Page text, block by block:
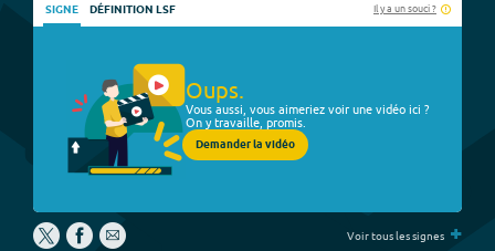
SIGNE DÉFINITION LSF Il y a un souci ?
Oups.
Vous aussi, vous aimeriez voir une vidéo ici ?
On y travaille, promis.
Demander la vidéo
Voir tous les signes +